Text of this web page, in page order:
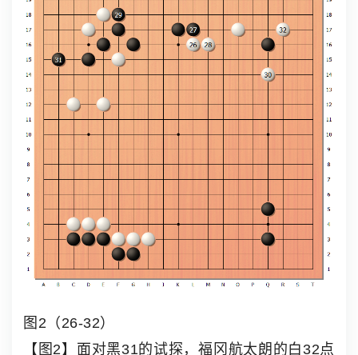
图2（26-32）
【图2】面对黑31的试探，福冈航太朗的白32点